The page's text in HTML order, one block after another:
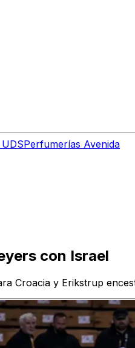
Perfumerías Avenida
con Israel
Croacia y Erikstrup